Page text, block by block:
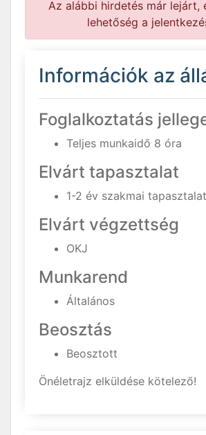
Az alábbi hirdetés már lejárt,
lehetőség a
Információk az
Foglalkoztatás
Teljes munkaidő 8 óra
Elvárt tapasztalat
1-2 év szakmai tapasztalat
Elvárt végzettség
OKJ
Munkarend
Általános
Beosztás
Beosztott
Önéletrajz elküldése kötelező!